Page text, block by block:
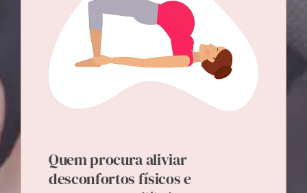
Quem procura aliviar
desconfortos físicos e